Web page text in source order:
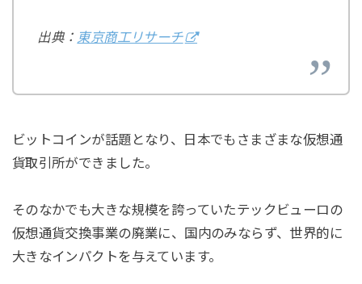
出典： 東京商工リサーチ
ビットコインが話題となり、日本でもさまざまな仮想通
貨取引所ができました。
そのなかでも大きな規模を誇っていたテックビューロの
仮想通貨交換事業の廃業に、国内のみならず、世界的に
大きなインパクトを与えています。